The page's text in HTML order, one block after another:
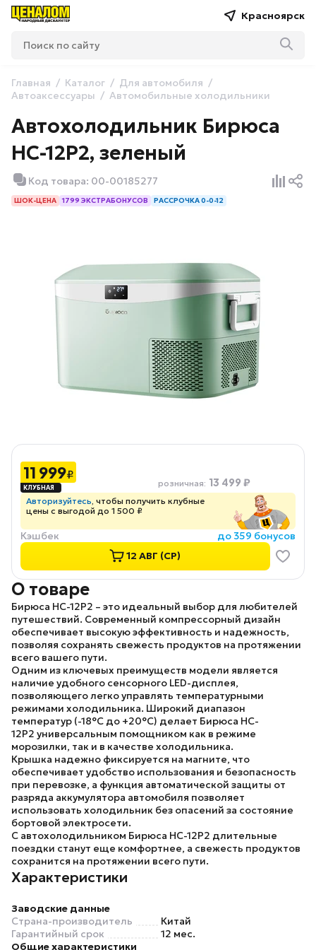
Красноярск
Главная Каталог
Для автомобиля
Автоаксессуары
Автомобильные холодильники
Автохолодильник Бирюса
HC-12P2, зеленый
Код товара: 00-00185277
ШОК-ЦЕНА 1799 ЭКСТРАБОНУСОВ РАССРОЧКА 0-0-12
11 999₽
розничная: 13 499 ₽
Авторизуйтесь, чтобы получить клубные
цены с выгодой до 1 500 ₽
Кэшбек
до 359 бонусов
12 АВГ (СР)
О товаре
Бирюса HC-12P2 – это идеальный выбор для любителей
путешествий. Современный компрессорный дизайн
обеспечивает высокую эффективность и надежность,
позволяя сохранять свежесть продуктов на протяжении
всего вашего пути.
Одним из ключевых преимуществ модели является
наличие удобного сенсорного LED-дисплея,
позволяющего легко управлять температурными
режимами холодильника. Широкий диапазон
температур (-18°C до +20°C) делает Бирюса HC-
12P2 универсальным помощником как в режиме
морозилки, так и в качестве холодильника.
Крышка надежно фиксируется на магните, что
обеспечивает удобство использования и безопасность
при перевозке, а функция автоматической защиты от
разряда аккумулятора автомобиля позволяет
использовать холодильник без опасений за состояние
бортовой электросети.
С автохолодильником Бирюса HC-12P2 длительные
поездки станут еще комфортнее, а свежесть продуктов
сохранится на протяжении всего пути.
Характеристики
Заводские данные
Страна-производитель
Китай
Гарантийный срок
12 мес.
Общие характеристики